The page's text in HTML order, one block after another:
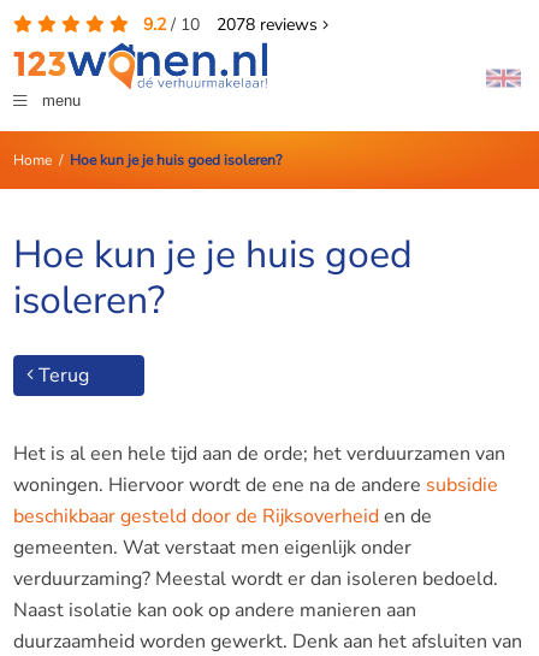
9.2/ 10 2078reviews
menu
Home/ Hoe kun je je huis goed isoleren?
Hoe kun je je huis goed
isoleren?
Terug
Het is al een hele tijd aan de orde; het verduurzamen van
woningen. Hiervoor wordt de ene na de andere subsidie
beschikbaar gesteld door de Rijksoverheiden de
gemeenten. Wat verstaat men eigenlijk onder
verduurzaming? Meestal wordt er dan isoleren bedoeld.
Naast isolatie kan ook op andere manieren aan
duurzaamheid worden gewerkt. Denk aan het afsluiten van